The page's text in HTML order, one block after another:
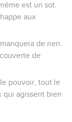
est un sot.
aux
de rien.
de
pouvoir, tout le
qui agissent bien